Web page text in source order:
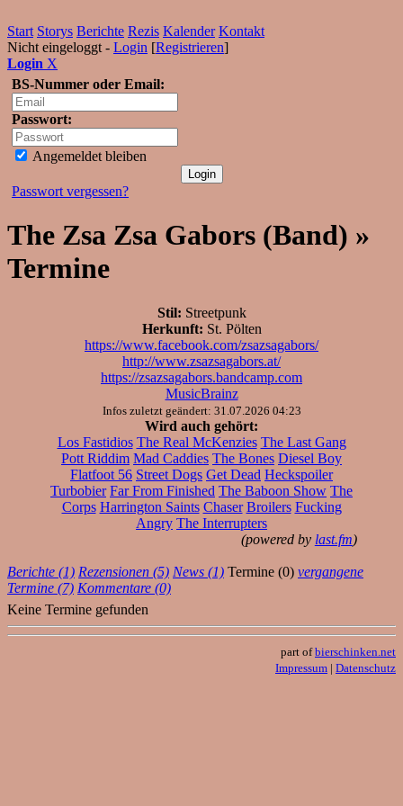
Start Storys Berichte Rezis Kalender Kontakt
Nicht eingeloggt - Login [Registrieren]
Login X
BS-Nummer oder Email:
Passwort:
Angemeldet bleiben
Passwort vergessen?
The Zsa Zsa Gabors (Band) »
Termine
Stil: Streetpunk
Herkunft: St. Pölten
https://www.facebook.com/zsazsagabors/
http://www.zsazsagabors.at/
https://zsazsagabors.bandcamp.com
MusicBrainz
Infos zuletzt geändert: 31.07.2026 04:23
Wird auch gehört:
Los Fastidios The Real McKenzies The Last Gang
Pott Riddim Mad Caddies The Bones Diesel Boy
Flatfoot 56 Street Dogs Get Dead Heckspoiler
Turbobier Far From Finished The Baboon Show The
Corps Harrington Saints Chaser Broilers Fucking
Angry The Interrupters
(powered by last.fm)
Berichte (1) Rezensionen (5) News (1) Termine (0) vergangene
Termine (7) Kommentare (0)
Keine Termine gefunden
part ofbierschinken.net
Impressum | Datenschutz